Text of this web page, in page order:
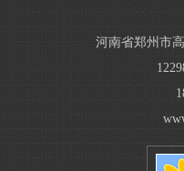
河南省郑州市